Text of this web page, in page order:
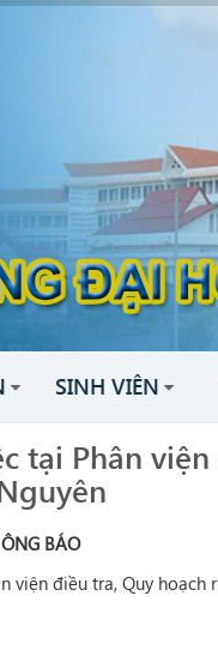
SINH VIÊN
tại Phân
BÁO
viện điều tra, Quy hoạch